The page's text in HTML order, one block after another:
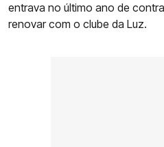
entrava no último ano de
renovar com o clube da Luz.